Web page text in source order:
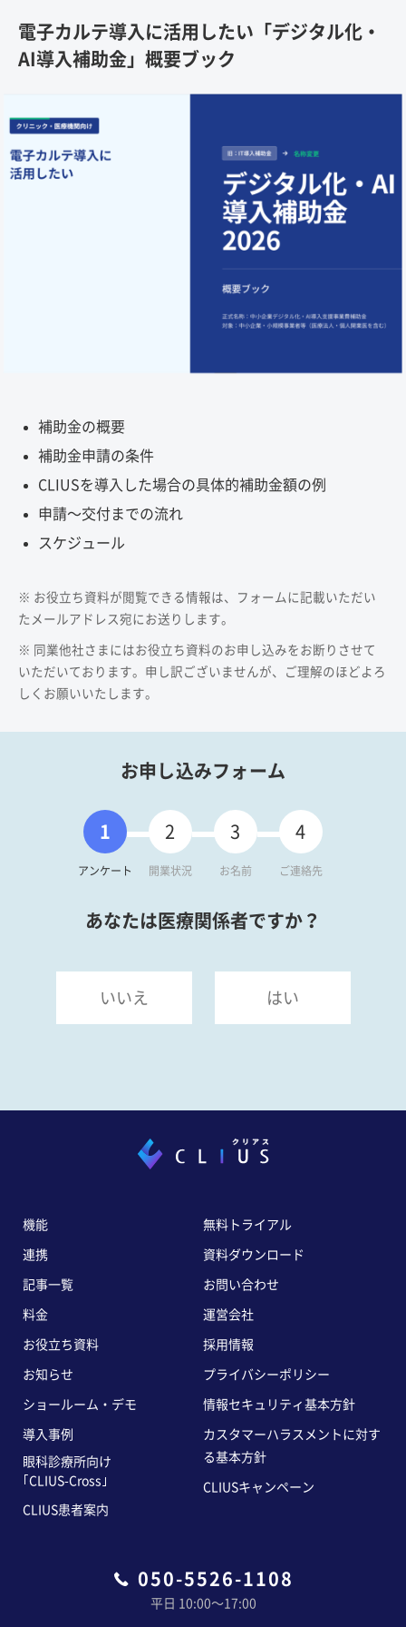
電子カルテ導入に活用したい「デジタル化・
AI導入補助金」概要ブック
補助金の概要
補助金申請の条件
CLIUSを導入した場合の具体的補助金額の例
申請〜交付までの流れ
スケジュール
※ お役立ち資料が閲覧できる情報は、フォームに記載いただい
たメールアドレス宛にお送りします。
※ 同業他社さまにはお役立ち資料のお申し込みをお断りさせて
いただいております。申し訳ございませんが、ご理解のほどよろ
しくお願いいたします。
お申し込みフォーム
1
アンケート
2
開業状況
3
お名前
4
ご連絡先
あなたは医療関係者ですか？
いいえ はい
050-5526-1108
平日 10:00〜17:00
機能
連携
記事一覧
料金
お役立ち資料
お知らせ
ショールーム・デモ
導入事例
眼科診療所向け
｢CLIUS-Cross｣
CLIUS患者案内
無料トライアル
資料ダウンロード
お問い合わせ
運営会社
採用情報
プライバシーポリシー
情報セキュリティ基本方針
カスタマーハラスメントに対す
る基本方針
CLIUSキャンペーン